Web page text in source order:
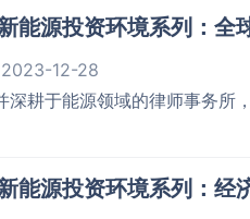
能源投资环境系列：全
2023-12-28
深耕于能源领域的律师事务所
能源投资环境系列：经